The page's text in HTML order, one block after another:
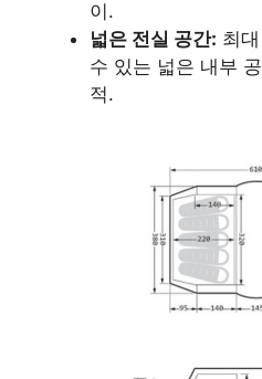
이.
넓은 전실 공간: 최
수 있는 넓은 내부
적.